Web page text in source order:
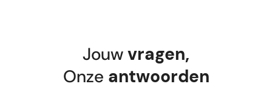
Jouwvragen,
Onze antwoorden